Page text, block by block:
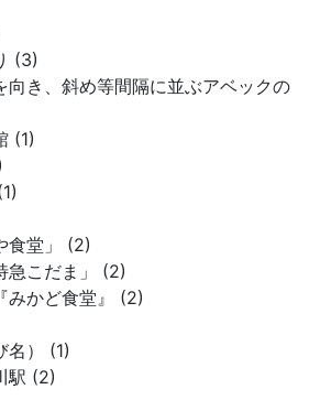
(3)
向き、斜め等間隔に並ぶアベックの
(1)
食堂」 (2)
急こだま」 (2)
みかど食堂』 (2)
名） (1)
駅 (2)